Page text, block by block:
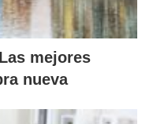
mejores
nueva